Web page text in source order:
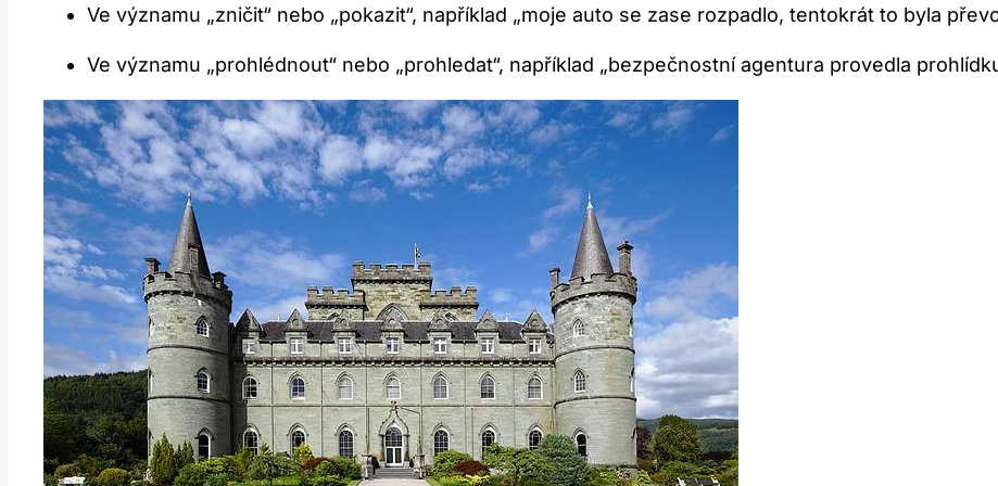
Ve významu „zničit“ nebo „pokazit“, například „moje auto se zase rozpadlo, tentokrát to byla
Ve významu „prohlédnout“ nebo „prohledat“, například „bezpečnostní agentura provedla